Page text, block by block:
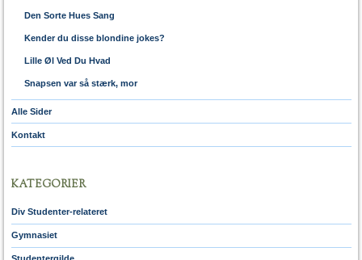
Den Sorte Hues Sang
Kender du disse blondine jokes?
Lille Øl Ved Du Hvad
Snapsen var så stærk, mor
Alle Sider
Kontakt
KATEGORIER
Div Studenter-relateret
Gymnasiet